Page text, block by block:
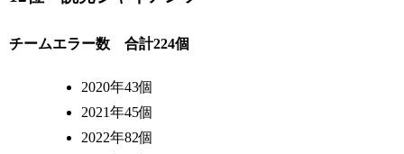
チームエラー数 合計224個
2020年43個
2021年45個
2022年82個